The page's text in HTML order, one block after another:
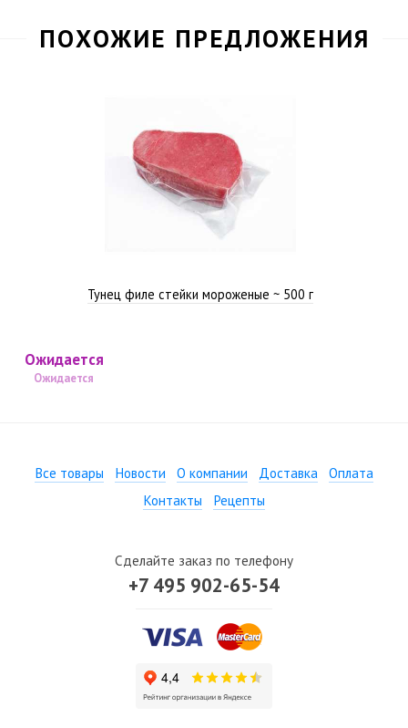
ПОХОЖИЕ ПРЕДЛОЖЕНИЯ
Тунец филе стейки мороженые ~ 500 г
Ожидается
Ожидается
Все товары Новости О компании Доставка
Оплата
Контакты
Рецепты
Сделайте заказ по телефону
+7 495 902-65-54